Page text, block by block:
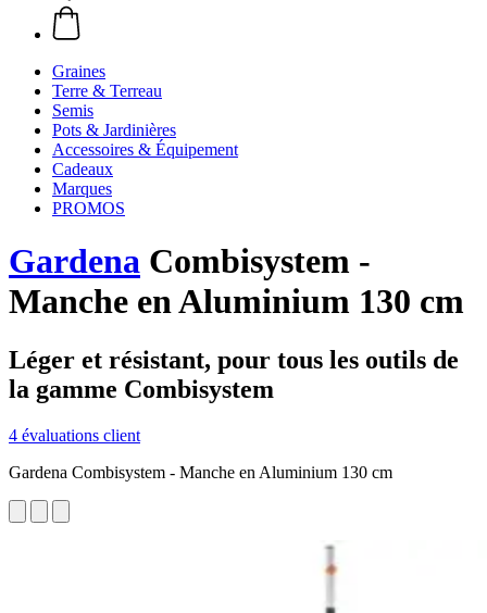
Graines
Terre & Terreau
Semis
Pots & Jardinières
Accessoires & Équipement
Cadeaux
Marques
PROMOS
Gardena Combisystem -
Manche en Aluminium 130 cm
Léger et résistant, pour tous les outils de
la gamme Combisystem
4 évaluations client
Gardena Combisystem - Manche en Aluminium 130 cm